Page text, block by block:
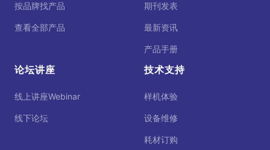
按品牌找产品
查看全部产品
期刊发表
最新资讯
产品手册
论坛讲座
线上讲座Webinar
线下论坛
技术支持
样机体验
设备维修
耗材订购